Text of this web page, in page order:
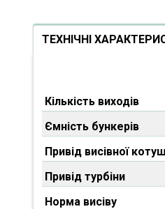
ТЕХНІЧНІ
Кількість виходів
Ємність бункерів
Привід висівної
Привід турбіни
Норма висіву